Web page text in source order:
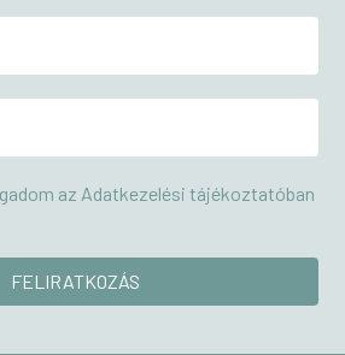
az Adatkezelési tájékoztatóban